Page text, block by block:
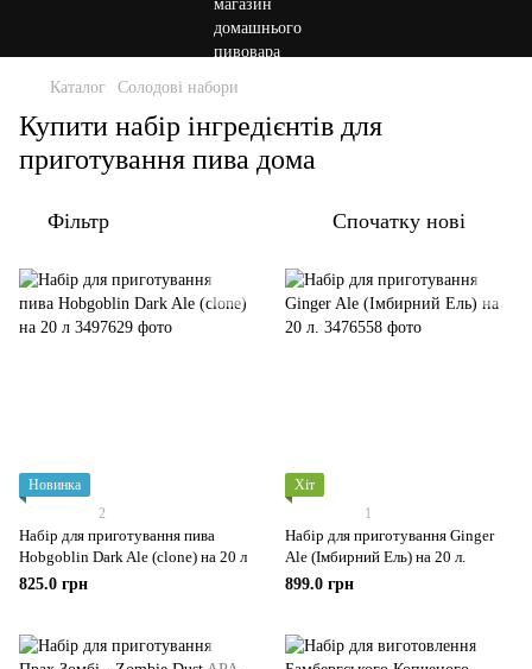
Каталог Солодові набори
Купити набір інгредієнтів для
приготування пива дома
Фільтр Спочатку нові
Новинка
2
Набір для приготування пива
Hobgoblin Dark Ale (clone) на 20 л
825.0 грн
Хіт
1
Набір для приготування Ginger
Ale (Імбирний Ель) на 20 л.
899.0 грн